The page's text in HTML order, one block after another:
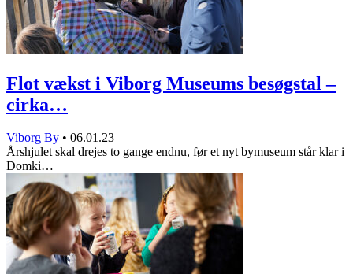
Flot vækst i Viborg Museums besøgstal –
cirka…
Viborg By • 06.01.23
Årshjulet skal drejes to gange endnu, før et nyt bymuseum står klar i
Domki…